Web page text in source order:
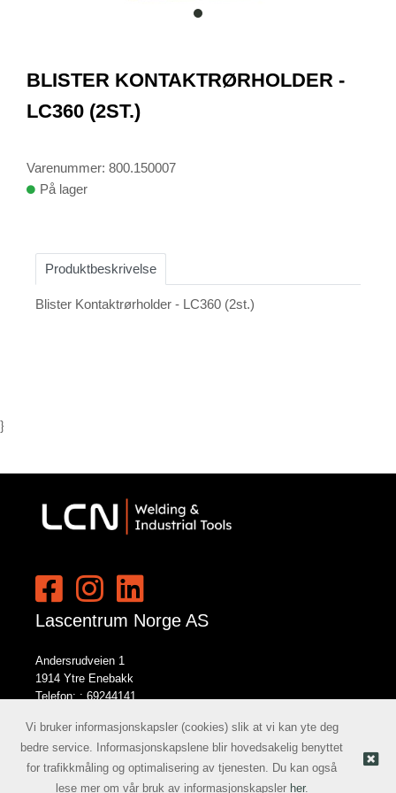
item
of
1
BLISTER KONTAKTRØRHOLDER -
LC360 (2ST.)
Varenummer: 800.150007
På lager
Produktbeskrivelse
Blister Kontaktrørholder - LC360 (2st.)
}
Lascentrum Norge AS
Andersrudveien 1
1914 Ytre Enebakk
Telefon: :69244141
© Lascentrum Norge AS |Nettbutikk levert av Kréatif
Vi bruker informasjonskapsler (cookies) slik at vi kan yte deg
bedre service. Informasjonskapslene blir hovedsakelig benyttet
for trafikkmåling og optimalisering av tjenesten. Du kan også
lese mer om vår bruk av informasjonskapsler her.